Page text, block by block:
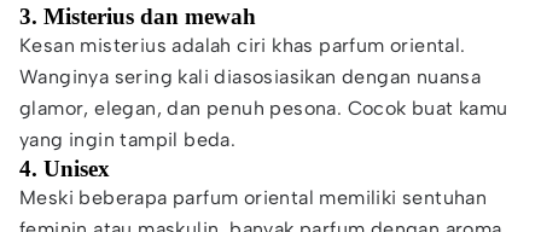
3. Misterius dan mewah
Kesan misterius adalah ciri khas parfum oriental.
Wanginya sering kali diasosiasikan dengan nuansa
glamor, elegan, dan penuh pesona. Cocok buat kamu
yang ingin tampil beda.
4. Unisex
Meski beberapa parfum oriental memiliki sentuhan